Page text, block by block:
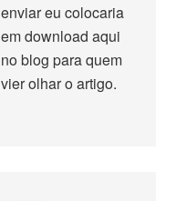
enviar eu colocaria
em download aqui
no blog para quem
vier olhar o artigo.